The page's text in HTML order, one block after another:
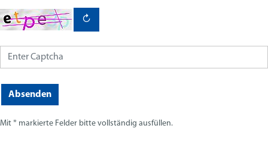
↻
Absenden
Mit * markierte Felder bitte vollständig ausfüllen.